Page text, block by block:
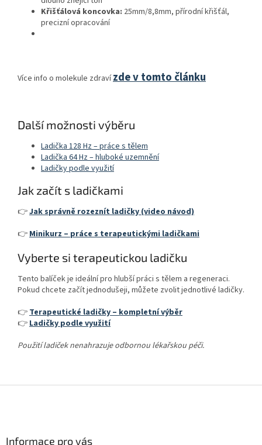
Křišťálová koncovka: 25mm/8,8mm, přírodní křišťál,
precizní opracování
Více info o molekule zdravízde v tomto článku
Další možnosti výběru
Ladička 128 Hz – práce s tělem
Ladička 64 Hz – hluboké uzemnění
Ladičky podle využití
Jak začít s ladičkami
👉Jak správně rozeznít ladičky (video návod)
👉 Minikurz – práce s terapeutickými ladičkami
Vyberte si terapeutickou ladičku
Tento balíček je ideální pro hlubší práci s tělem a regeneraci.
Pokud chcete začít jednodušeji, můžete zvolit jednotlivé ladičky.
👉 Terapeutické ladičky – kompletní výběr
👉 Ladičky podle využití
Použití ladiček nenahrazuje odbornou lékařskou péči.
Informace pro vás